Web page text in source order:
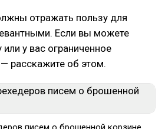
отражать пользу для
Если вы можете
у вас ограниченное
расскажите об этом.